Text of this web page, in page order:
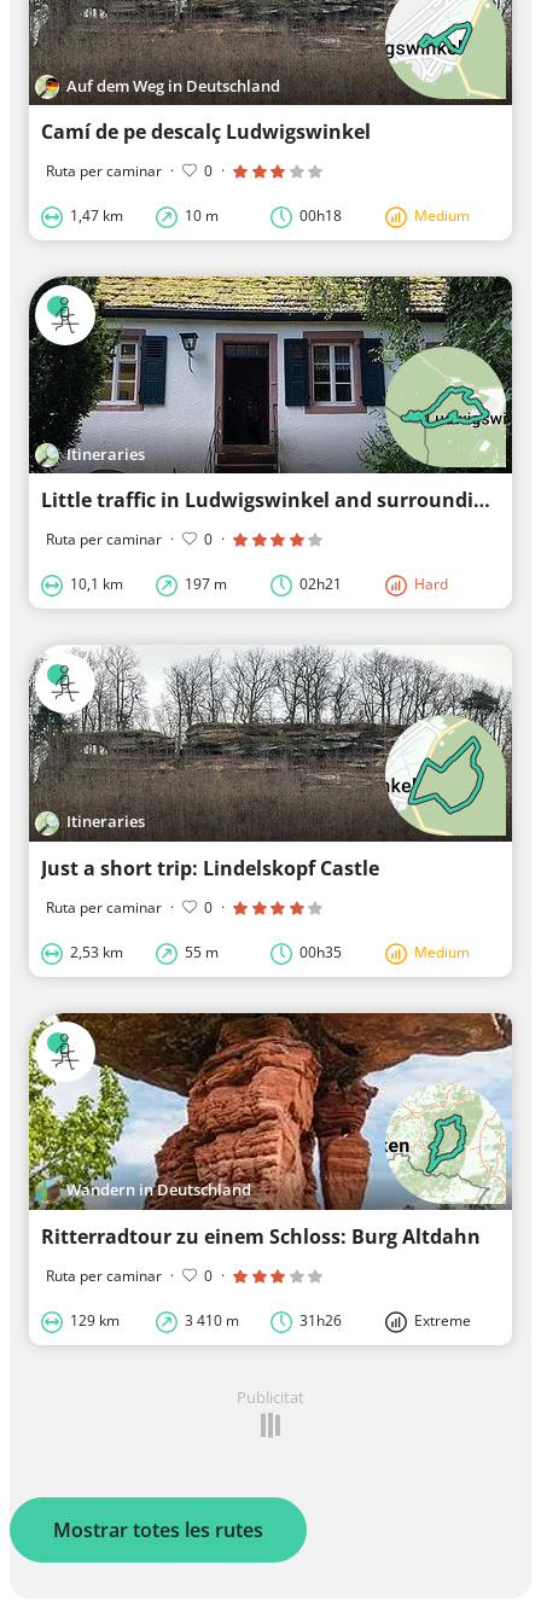
Auf dem Weg in Deutschland
Camí de pe descalç Ludwigswinkel
Ruta per caminar · 0 ·
1,47 km 10 m 00h18 Medium
Itineraries
Little traffic in Ludwigswinkel and surroundings
Ruta per caminar · 0 ·
10,1 km 197 m 02h21 Hard
Itineraries
Just a short trip: Lindelskopf Castle
Ruta per caminar · 0 ·
2,53 km 55 m 00h35 Medium
Wandern in Deutschland
Ritterradtour zu einem Schloss: Burg Altdahn
Ruta per caminar · 0 ·
129 km 3 410 m 31h26 Extreme
Publicitat
Mostrar totes les rutes